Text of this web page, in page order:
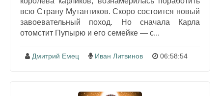
всю Страну Мутантиков. Скоро состоится новый
завоевательный поход. Но сначала Карла
отомстит Пупырю и его семейке — с...
Дмитрий Емец Иван Литвинов 06:58:54